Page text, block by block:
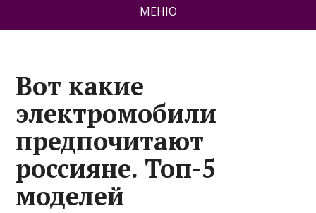
МЕНЮ
Вот какие
электромобили
предпочитают
россияне. Топ-5
моделей